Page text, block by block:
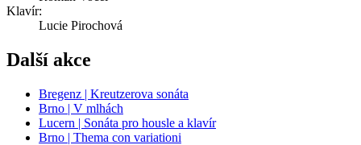
Klavír:
Lucie Pirochová
Další akce
Bregenz | Kreutzerova sonáta
Brno | V mlhách
Lucern | Sonáta pro housle a klavír
Brno | Thema con variationi